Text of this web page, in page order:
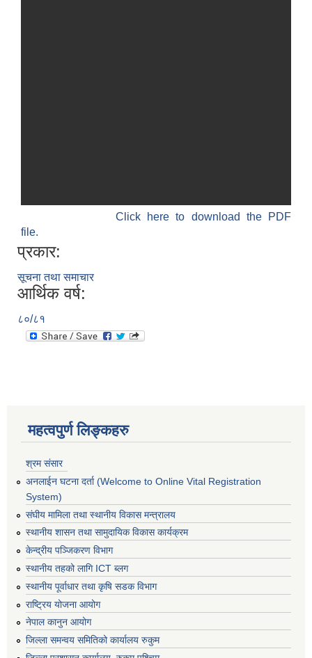
Click here to download the PDF
file.
प्रकार:
सूचना तथा समाचार
आर्थिक वर्ष:
८०/८१
महत्वपुर्ण लिङ्कहरु
श्रम संसार
अनलाईन घटना दर्ता (Welcome to Online Vital Registration
System)
संघीय मामिला तथा स्थानीय विकास मन्त्रालय
स्थानीय शासन तथा सामुदायिक विकास कार्यक्रम
केन्द्रीय पञ्जिकरण विभाग
स्थानीय तहको लागि ICT ब्लग
स्थानीय पूर्वाधार तथा कृषि सडक विभाग
राष्ट्रिय योजना आयोग
नेपाल कानुन आयोग
जिल्ला समन्वय समितिको कार्यालय रुकुम